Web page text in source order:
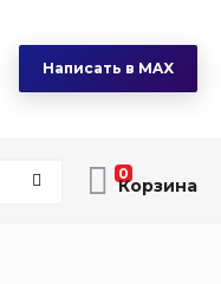
Написать в MAX
0